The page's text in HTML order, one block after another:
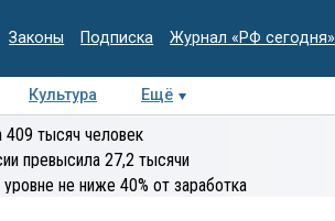
Законы Подписка Журнал «РФ сегодня»
Культура Ещё
Колумнисты
тысяч человек
превысила 27,2 тысячи
не ниже 40% от заработка